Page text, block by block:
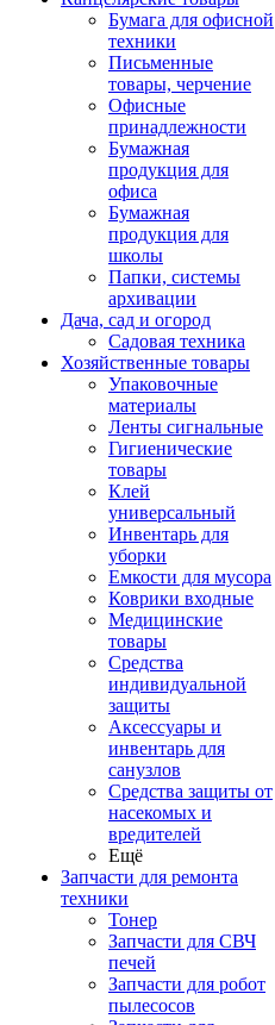
Бумага для офисной
техники
Письменные
товары, черчение
Офисные
принадлежности
Бумажная
продукция для
офиса
Бумажная
продукция для
школы
Папки, системы
архивации
Дача, сад и огород
Садовая техника
Хозяйственные товары
Упаковочные
материалы
Ленты сигнальные
Гигиенические
товары
Клей
универсальный
Инвентарь для
уборки
Емкости для мусора
Коврики входные
Медицинские
товары
Средства
индивидуальной
защиты
Аксессуары и
инвентарь для
санузлов
Средства защиты от
насекомых и
вредителей
Ещё
Запчасти для ремонта
техники
Тонер
Запчасти для СВЧ
печей
Запчасти для робот
пылесосов